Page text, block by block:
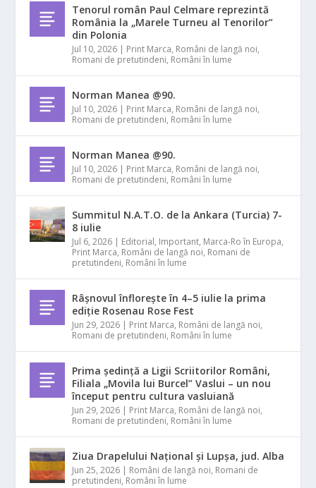
Tenorul român Paul Celmare reprezintă
România la „Marele Turneu al Tenorilor”
din Polonia
Jul 10, 2026 | Print Marca, Români de langă noi,
Romani de pretutindeni, Români în lume
Norman Manea @90.
Jul 10, 2026 | Print Marca, Români de langă noi,
Romani de pretutindeni, Români în lume
Norman Manea @90.
Jul 10, 2026 | Print Marca, Români de langă noi,
Romani de pretutindeni, Români în lume
Summitul N.A.T.O. de la Ankara (Turcia) 7-
8 iulie
Jul 6, 2026 | Editorial, Important, Marca-Ro în Europa,
Print Marca, Români de langă noi, Romani de
pretutindeni, Români în lume
Râșnovul înflorește în 4–5 iulie la prima
ediție Rosenau Rose Fest
Jun 29, 2026 | Print Marca, Români de langă noi,
Romani de pretutindeni, Români în lume
Prima ședință a Ligii Scriitorilor Români,
Filiala „Movila lui Burcel” Vaslui – un nou
început pentru cultura vasluiană
Jun 29, 2026 | Print Marca, Români de langă noi,
Romani de pretutindeni, Români în lume
Ziua Drapelului Național și Lupșa, jud. Alba
Jun 25, 2026 | Români de langă noi, Romani de
pretutindeni, Români în lume